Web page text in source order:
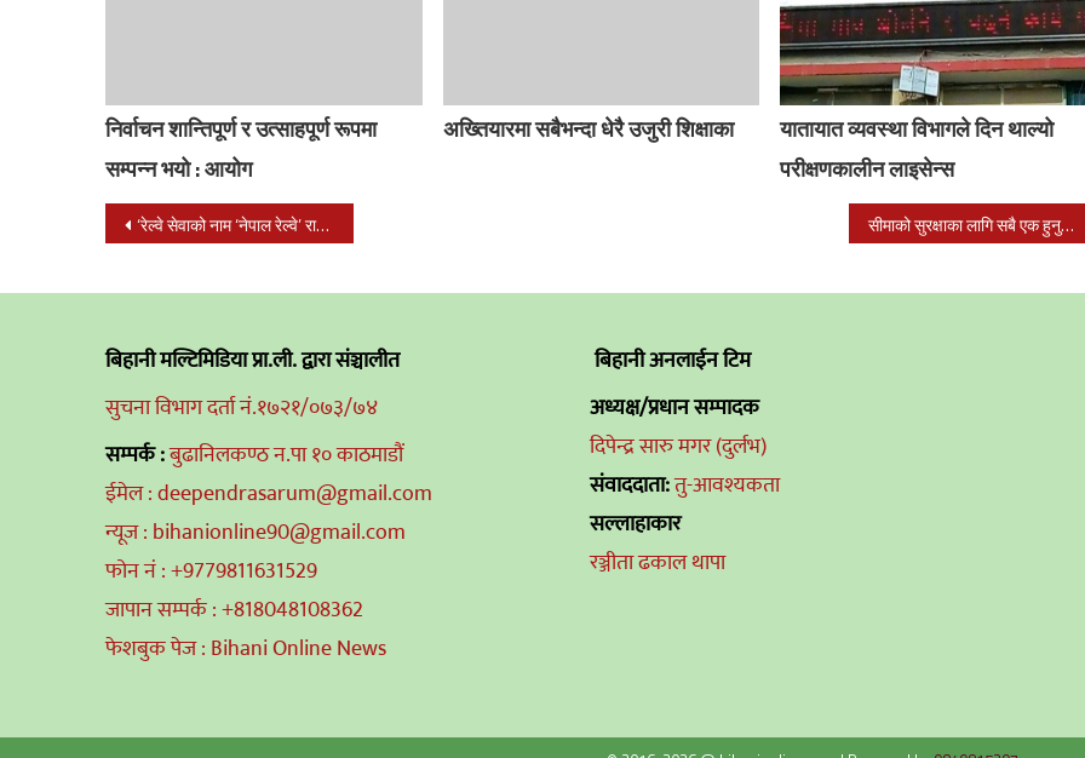
निर्वाचन शान्तिपूर्ण र उत्साहपूर्ण रूपमा
सम्पन्न भयो : आयोग
अख्तियारमा सबैभन्दा धेरै उजुरी शिक्षाका
यातायात व्यवस्था विभागले दिन थाल्‍यो
परीक्षणकालीन लाइसेन्स
Post
‘रेल्वे सेवाको नाम ‘नेपाल रेल्वे’ राख्नुपर्छ’ सीमाको सुरक्षाका लागि सबै एक हुनुपर्छ : गृहमन्त्री थापा
बिहानी मल्टिमिडिया प्रा.ली. द्वारा संञ्चालीत
सुचना विभाग दर्ता नं.१७२१/०७३/७४
सम्पर्क :बुढानिलकण्ठ न.पा १० काठमाडौं
ईमेल : deependrasarum@gmail.com
न्यूज : bihanionline90@gmail.com
फोन नं : +9779811631529
जापान सम्पर्क : +818048108362
फेशबुक पेज : Bihani Online News
बिहानी अनलाईन टिम
अध्यक्ष/प्रधान सम्पादक
दिपेन्द्र सारु मगर (दुर्लभ)
संवाददाता:तु-आवश्यकता
सल्लाहाकार
रञ्जीता ढकाल थापा